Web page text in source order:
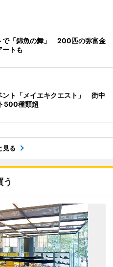
で「錦魚の舞」 200匹の弥富金
ートも
ント「メイエキクエスト」 街中
500種類超
見る
う